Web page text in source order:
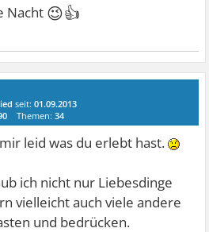
Nacht 😉👍
seit:01.09.2013
Themen:34
leid was du erlebt hast.
ich nicht nur Liebesdinge
vielleicht auch viele andere
und bedrücken.